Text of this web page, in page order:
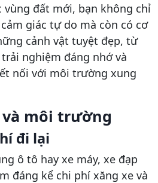
vùng đất mới, bạn không chỉ
giác tự do mà còn có cơ
cảnh vật tuyệt đẹp, từ
nghiệm đáng nhớ và
nối với môi trường xung
môi trường
đi lại
ô tô hay xe máy, xe đạp
đáng kể chi phí xăng xe và